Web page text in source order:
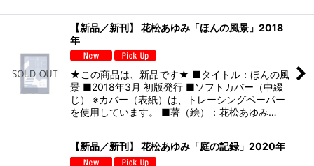
【新品／新刊】 花松あゆみ「ほんの風景」2018
年
★この商品は、新品です★ ■タイトル：ほんの風
景 ■2018年3月 初版発行 ■ソフトカバー（中綴
じ） ※カバー（表紙）は、トレーシングペーパー
を使用しています。 ■著（絵）：花松あゆみ…
【新品／新刊】 花松あゆみ「庭の記録」2020年